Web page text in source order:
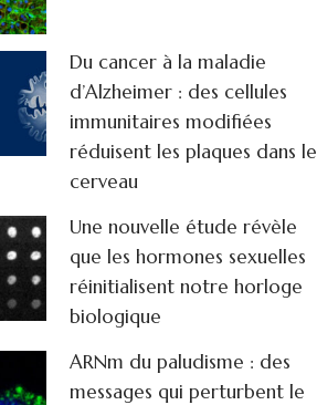
Du cancer à la maladie
d’Alzheimer : des cellules
immunitaires modifiées
réduisent les plaques dans le
cerveau
Une nouvelle étude révèle
que les hormones sexuelles
réinitialisent notre horloge
biologique
ARNm du paludisme : des
messages qui perturbent le